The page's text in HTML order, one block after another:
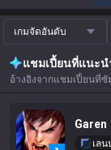
เกมจัดอันดับ
แชมเปี้ยนที่แนะน
Garen
เล